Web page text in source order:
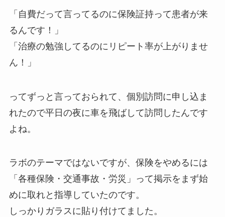
「自費だって言ってるのに保険証持って患者が来
るんです！」
「治療の勉強してるのにリピート率が上がりませ
ん！」
ってずっと言っておられて、個別訪問に申し込ま
れたので平日の夜に車を飛ばして訪問したんです
よね。
ラボのテーマではないですが、保険をやめるには
「各種保険・交通事故・労災」って掲示をまず始
めに取れと指導していたのです。
しっかりガラスに貼り付けてました。